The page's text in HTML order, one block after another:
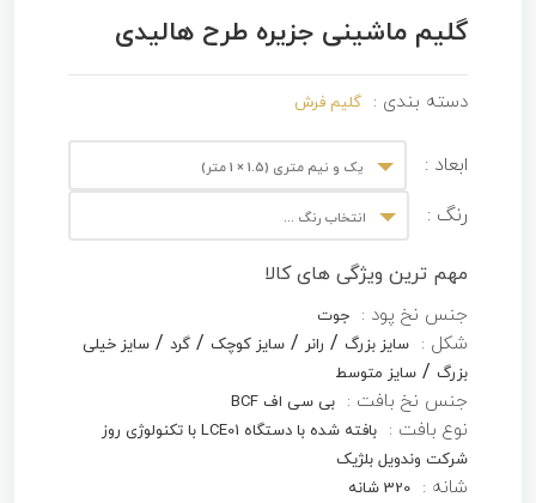
گلیم ماشینی جزیره طرح هالیدی
دسته بندی : گلیم فرش
ابعاد : یک و نیم متری (1.5 × 1 متر)
رنگ : انتخاب رنگ ...
مهم ترین ویژگی های کالا
جنس نخ پود : جوت
شکل : سایز بزرگ / رانر / سایز کوچک / گرد / سایز خیلی
بزرگ / سایز متوسط
جنس نخ بافت : بی سی اف BCF
نوع بافت :
بافته شده با دستگاه LCE01 با تکنولوژی روز
شرکت وندویل بلژیک
شانه : 320 شانه